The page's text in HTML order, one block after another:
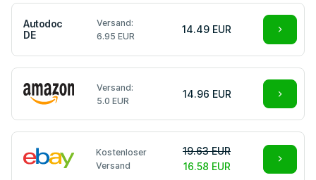
Autodoc
DE
Versand:
6.95 EUR
14.49 EUR
Versand:
5.0 EUR
14.96 EUR
Kostenloser
Versand
19.63 EUR
16.58 EUR